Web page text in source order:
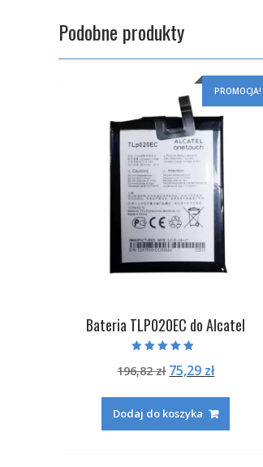
Podobne produkty
PROMOCJA!
Bateria TLP020EC do Alcatel
4.50
na 5
196,82zł Pierwotna
wynosiła:
196,82 zł.
75,29 złAktualna
75,29 zł.
Dodaj do koszyka